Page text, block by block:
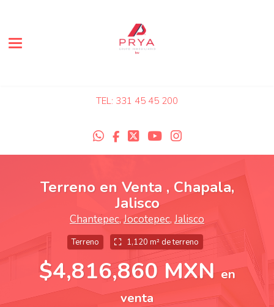
Toggle navigation
TEL: 331 45 45 200
Terreno en Venta , Chapala,
Jalisco
Chantepec, Jocotepec, Jalisco
Terreno 1,120 m² de terreno
$4,816,860 MXNen
venta